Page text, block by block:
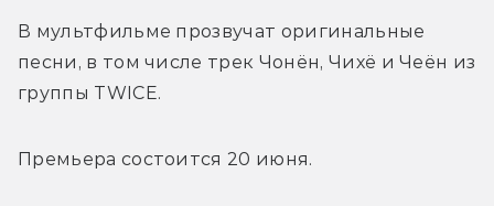
В мультфильме прозвучат оригинальные
песни, в том числе трек Чонён, Чихё и Чеён из
группы TWICE.
Премьера состоится 20 июня.